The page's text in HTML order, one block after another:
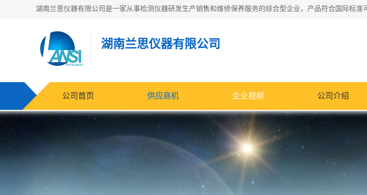
湖南兰思仪器有限公司
公司首页 供应商机 企业视频 公司介绍